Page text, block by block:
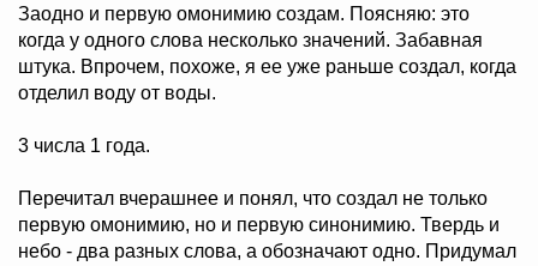
Заодно и первую омонимию создам. Поясняю: это
когда у одного слова несколько значений. Забавная
штука. Впрочем, похоже, я ее уже раньше создал, когда
отделил воду от воды.
3 числа 1 года.
Перечитал вчерашнее и понял, что создал не только
первую омонимию, но и первую синонимию. Твердь и
небо - два разных слова, а обозначают одно. Придумал